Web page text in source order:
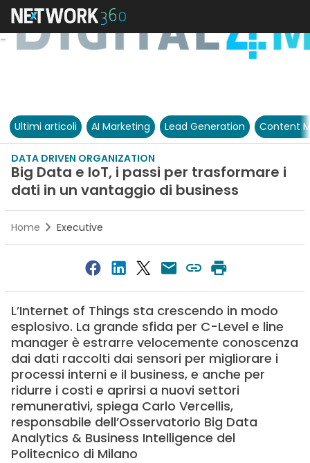
Ultimi articoli AI Marketing Lead Generation Content
DATA DRIVEN ORGANIZATION
Big Data e IoT, i passi per trasformare i
dati in un vantaggio di business
Home Executive
L’Internet of Things sta crescendo in modo
esplosivo. La grande sfida per C-Level e line
manager è estrarre velocemente conoscenza
dai dati raccolti dai sensori per migliorare i
processi interni e il business, e anche per
ridurre i costi e aprirsi a nuovi settori
remunerativi, spiega Carlo Vercellis,
responsabile dell’Osservatorio Big Data
Analytics & Business Intelligence del
Politecnico di Milano